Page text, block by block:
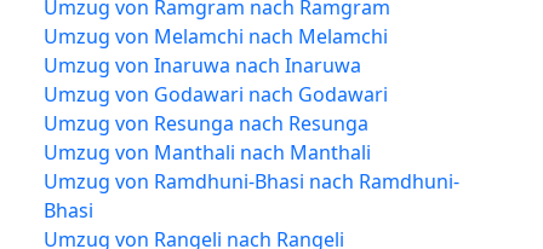
Umzug von Ramgram nach Ramgram
Umzug von Melamchi nach Melamchi
Umzug von Inaruwa nach Inaruwa
Umzug von Godawari nach Godawari
Umzug von Resunga nach Resunga
Umzug von Manthali nach Manthali
Umzug von Ramdhuni-Bhasi nach Ramdhuni-
Bhasi
Umzug von Rangeli nach Rangeli